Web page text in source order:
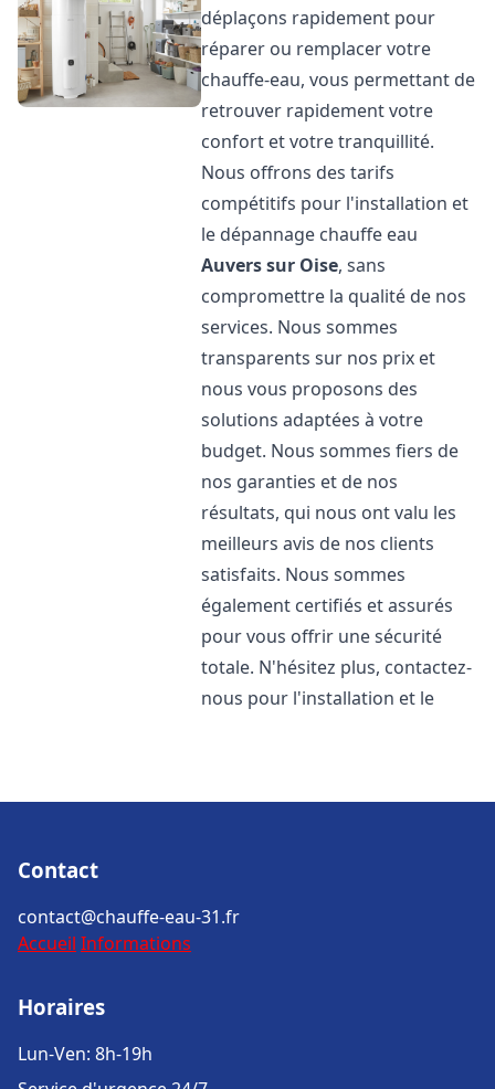
déplaçons rapidement pour
réparer ou remplacer votre
chauffe-eau, vous permettant de
retrouver rapidement votre
confort et votre tranquillité.
Nous offrons des tarifs
compétitifs pour l'installation et
le dépannage chauffe eau
Auvers sur Oise, sans
compromettre la qualité de nos
services. Nous sommes
transparents sur nos prix et
nous vous proposons des
solutions adaptées à votre
budget. Nous sommes fiers de
nos garanties et de nos
résultats, qui nous ont valu les
meilleurs avis de nos clients
satisfaits. Nous sommes
également certifiés et assurés
pour vous offrir une sécurité
totale. N'hésitez plus, contactez-
nous pour l'installation et le
Contact
contact@chauffe-eau-31.fr
Accueil Informations
Horaires
Lun-Ven: 8h-19h